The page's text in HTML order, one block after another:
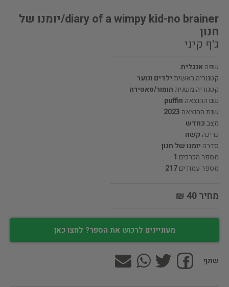
diary of a wimpy kid-no brainer/יומנו של
חנון
ג'ף קיני
שפהאנגלית
קטגוריה ראשיתילדים ונוער
קטגוריה משניתהומור/סאטירה
שם ההוצאה puffin
שנת ההוצאה 2023
מצבכחדש
כריכה קשה
סדרה יומנו של חנון
מספר הכרכים 1
מספר עמודים217
מחיר 40 ₪
מעוניינים לרכוש את הספר? לחצו כאן
שתף